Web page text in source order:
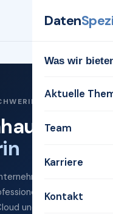
Daten
Was wir
Aktuelle
Team
Karriere
Kontakt
für
in Schwerin
IT-Services
und Microsoft 365